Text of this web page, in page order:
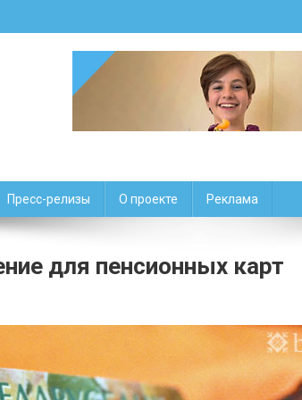
Пресс-релизы О проекте Реклама
для пенсионных карт